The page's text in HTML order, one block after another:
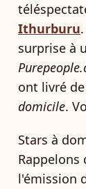
Ithurburu
surprise à
ont livré
domicile.
Stars à
Rappelons
l'émission